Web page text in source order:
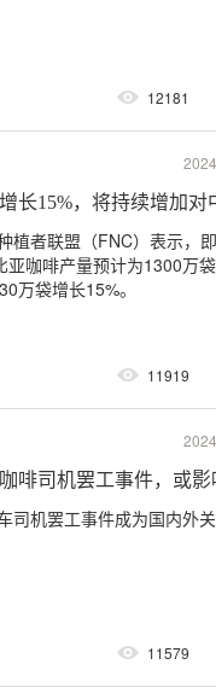
12181
长15%，将持续增加对
植者联盟（FNC）表示，
亚咖啡产量预计为1300万
万袋增长15%。
11919
啡司机罢工事件，或
司机罢工事件成为国内外关
11579